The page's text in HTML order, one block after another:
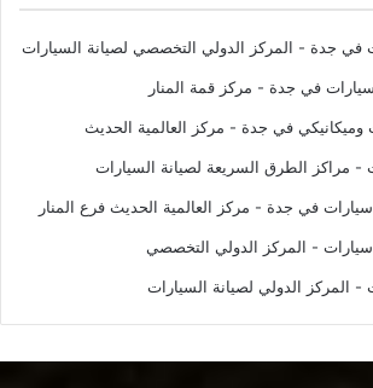
في جدة - المركز الدولي التخصصي لصيانة السيارات
في جدة - مركز قمة المنار
وميكانيكي في جدة - مركز العالمية الحديث
- مراكز الطرق السريعة لصيانة السيارات
في جدة - مركز العالمية الحديث فرع المنار
- المركز الدولي التخصصي
- المركز الدولي لصيانة السيارات